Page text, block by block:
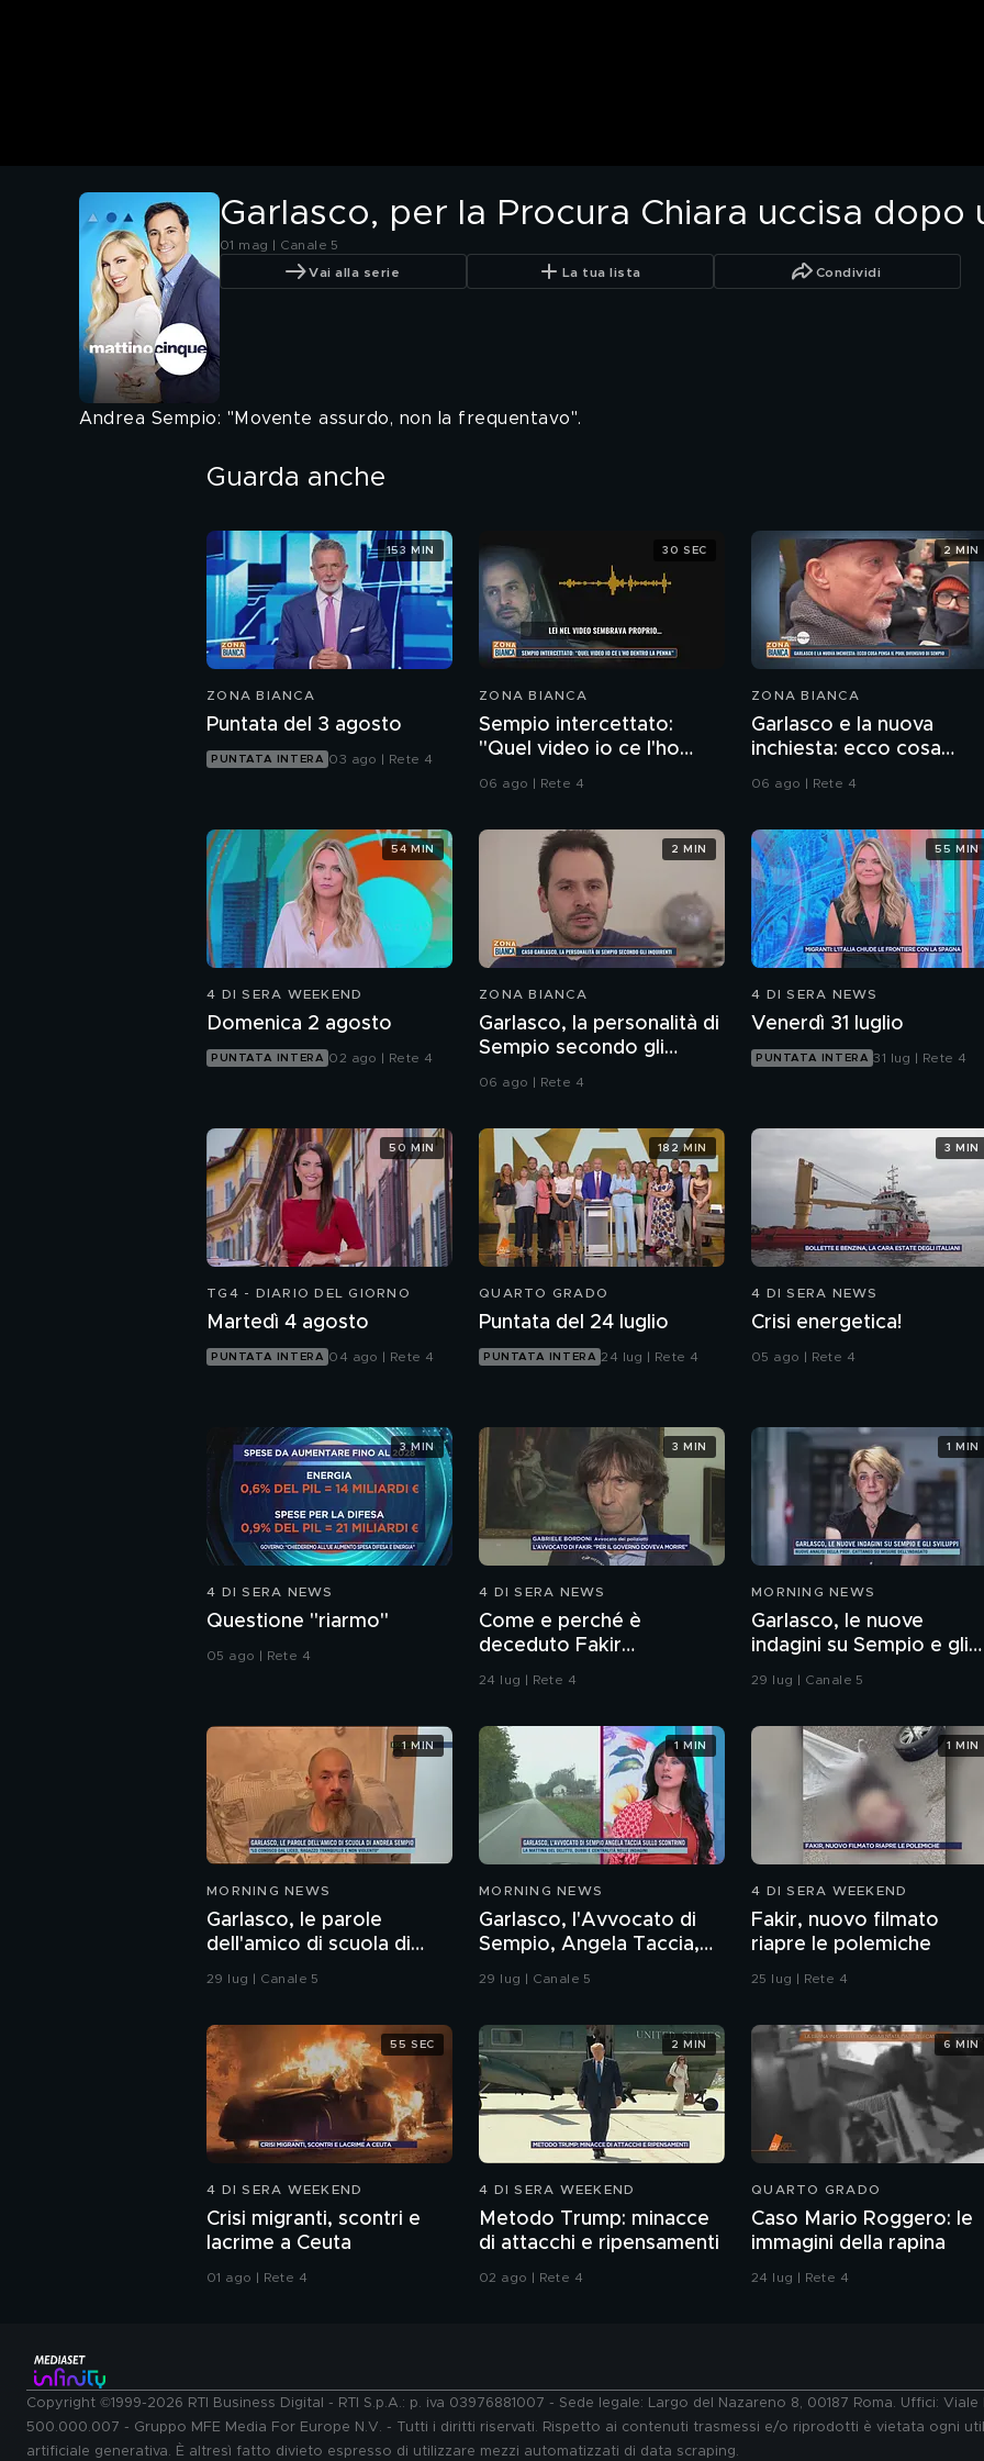
Garlasco, per la Procura Chiara uccisa
01 mag | Canale 5
Vai alla serie La tua lista Condividi
Andrea Sempio: "Movente assurdo, non la frequentavo".
Guarda anche
ZONA BIANCA
Puntata del 3 agosto
PUNTATA INTERA 03 ago | Rete 4
153 MIN
ZONA BIANCA
Sempio intercettato:
"Quel video io ce l'ho
dentro la penna"
06 ago | Rete 4
30 SEC
ZONA BIANCA
Garlasco e la nuova
inchiesta: ecco cosa
pensa il pool difensivo di
06 ago | Rete 4
2 MIN
4 DI SERA WEEKEND
Domenica 2 agosto
PUNTATA INTERA 02 ago | Rete 4
54 MIN
ZONA BIANCA
Garlasco, la personalità di
Sempio secondo gli
inquirenti
06 ago | Rete 4
2 MIN
4 DI SERA NEWS
Venerdì 31 luglio
PUNTATA INTERA 31 lug | Rete 4
55 MIN
TG4 - DIARIO DEL GIORNO
Martedì 4 agosto
PUNTATA INTERA 04 ago | Rete 4
50 MIN
QUARTO GRADO
Puntata del 24 luglio
PUNTATA INTERA 24 lug | Rete 4
182 MIN
4 DI SERA NEWS
Crisi energetica!
05 ago | Rete 4
3 MIN
4 DI SERA NEWS
Questione "riarmo"
05 ago | Rete 4
3 MIN
4 DI SERA NEWS
Come e perché è
deceduto Fakir
Abderrahim?
24 lug | Rete 4
3 MIN
MORNING NEWS
Garlasco, le nuove
indagini su Sempio e gli
sviluppi
29 lug | Canale 5
1 MIN
MORNING NEWS
Garlasco, le parole
dell'amico di scuola di
Andrea Sempio
29 lug | Canale 5
1 MIN
MORNING NEWS
Garlasco, l'Avvocato di
Sempio, Angela Taccia,
sullo scontrino
29 lug | Canale 5
1 MIN
4 DI SERA WEEKEND
Fakir, nuovo filmato
riapre le polemiche
25 lug | Rete 4
1 MIN
4 DI SERA WEEKEND
Crisi migranti, scontri e
lacrime a Ceuta
01 ago | Rete 4
55 SEC
4 DI SERA WEEKEND
Metodo Trump: minacce
di attacchi e ripensamenti
02 ago | Rete 4
2 MIN
QUARTO GRADO
Caso Mario Roggero: le
immagini della rapina
24 lug | Rete 4
6 MIN
Copyright ©1999-2026 RTI Business Digital - RTI S.p.A.: p. iva 03976881007 - Sede legale: Largo del Nazareno 8, 00187 Roma. Uffici:
500.000.007 - Gruppo MFE Media For Europe N.V. - Tutti i diritti riservati. Rispetto ai contenuti trasmessi e/o riprodotti è vietata ogni
artificiale generativa. È altresì fatto divieto espresso di utilizzare mezzi automatizzati di data scraping.